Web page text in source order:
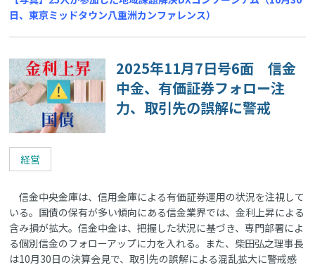
日、東京ミッドタウン八重洲カンファレンス）
2025年11月7日号6面 信金
中金、有価証券フォロー注
力、取引先の誤解に警戒
経営
信金中央金庫は、信用金庫による有価証券運用の状況を注視して
いる。国債の保有が多い傾向にある信金業界では、金利上昇による
含み損が拡大。信金中金は、把握した状況に基づき、専門部署によ
る個別信金のフォローアップに力を入れる。また、柴田弘之理事長
は10月30日の決算会見で、取引先の誤解による混乱拡大に警戒感